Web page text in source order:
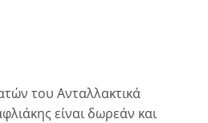
του Ανταλλακτικά
είναι δωρεάν και